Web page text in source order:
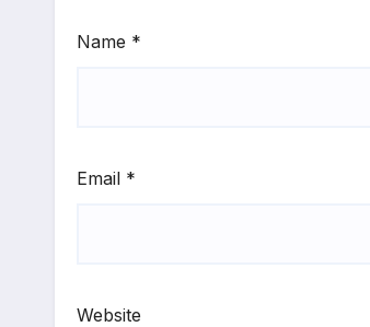
Name *
Email *
Website